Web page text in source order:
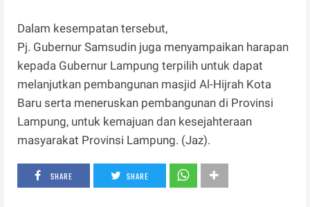
Dalam kesempatan tersebut,
Pj. Gubernur Samsudin juga menyampaikan harapan
kepada Gubernur Lampung terpilih untuk dapat
melanjutkan pembangunan masjid Al-Hijrah Kota
Baru serta meneruskan pembangunan di Provinsi
Lampung, untuk kemajuan dan kesejahteraan
masyarakat Provinsi Lampung. (Jaz).
SHARE SHARE